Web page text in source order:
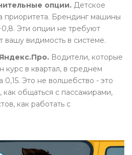
опции. Детское
приоритета. Брендинг машины
Эти опции не требуют
вашу видимость в системе.
Водители, которые
курс в квартал, в среднем
Это не волшебство - это
как общаться с пассажирами,
как работать с